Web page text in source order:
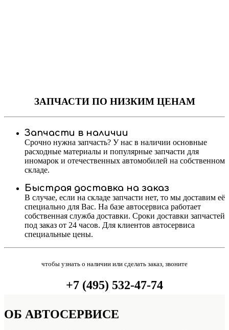
ЗАПЧАСТИПО НИЗКИМ ЦЕНАМ
Запчасти в наличии
Срочно нужна запчасть? У нас в наличии основные
расходные материалы и популярные запчасти для
иномарок и отечественных автомобилей на собственном
складе.
Быстрая доставка на заказ
В случае, если на складе запчасти нет, то мы доставим её
специально для Вас. На базе автосервиса работает
собственная служба доставки. Сроки доставки запчастей
под заказ от 24 часов. Для клиентов автосервиса
специальные цены.
чтобы узнать о наличии или сделать заказ, звоните
+7 (495) 532-47-74
ОБ АВТОСЕРВИСЕ